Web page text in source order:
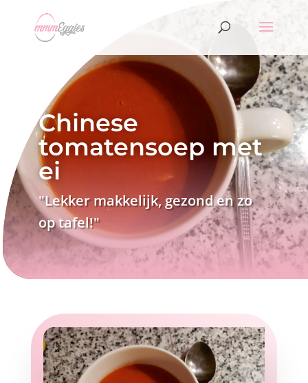
Chinese
tomatensoep met
ei
"Lekker makkelijk, gezond en zo
op tafel!"